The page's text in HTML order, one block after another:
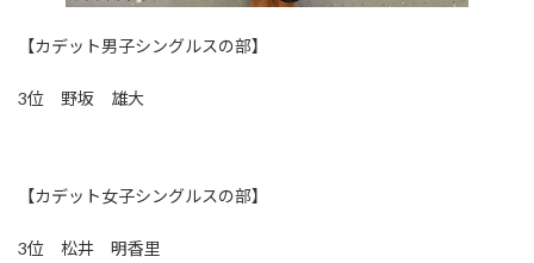
【カデット男子シングルスの部】
3位 野坂 雄大
【カデット女子シングルスの部】
3位 松井 明香里